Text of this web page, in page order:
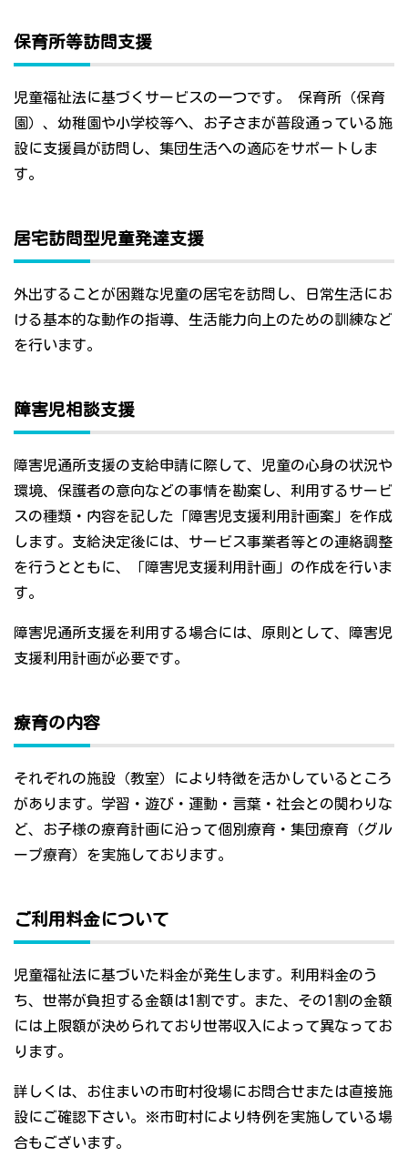
保育所等訪問支援
児童福祉法に基づくサービスの一つです。 保育所（保育
園）、幼稚園や小学校等へ、お子さまが普段通っている施
設に支援員が訪問し、集団生活への適応をサポートしま
す。
居宅訪問型児童発達支援
外出することが困難な児童の居宅を訪問し、日常生活にお
ける基本的な動作の指導、生活能力向上のための訓練など
を行います。
障害児相談支援
障害児通所支援の支給申請に際して、児童の心身の状況や
環境、保護者の意向などの事情を勘案し、利用するサービ
スの種類・内容を記した「障害児支援利用計画案」を作成
します。支給決定後には、サービス事業者等との連絡調整
を行うとともに、「障害児支援利用計画」の作成を行いま
す。
障害児通所支援を利用する場合には、原則として、障害児
支援利用計画が必要です。
療育の内容
それぞれの施設（教室）により特徴を活かしているところ
があります。学習・遊び・運動・言葉・社会との関わりな
ど、お子様の療育計画に沿って個別療育・集団療育（グル
ープ療育）を実施しております。
ご利用料金について
児童福祉法に基づいた料金が発生します。利用料金のう
ち、世帯が負担する金額は1割です。また、その1割の金額
には上限額が決められており世帯収入によって異なってお
ります。
詳しくは、お住まいの市町村役場にお問合せまたは直接施
設にご確認下さい。※市町村により特例を実施している場
合もございます。